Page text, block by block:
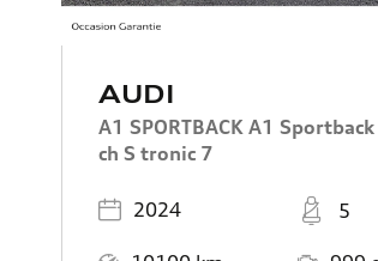
AUDI
A1 SPORTBACK A1
ch S tronic 7
Registered
2024
Places
5
Mileage